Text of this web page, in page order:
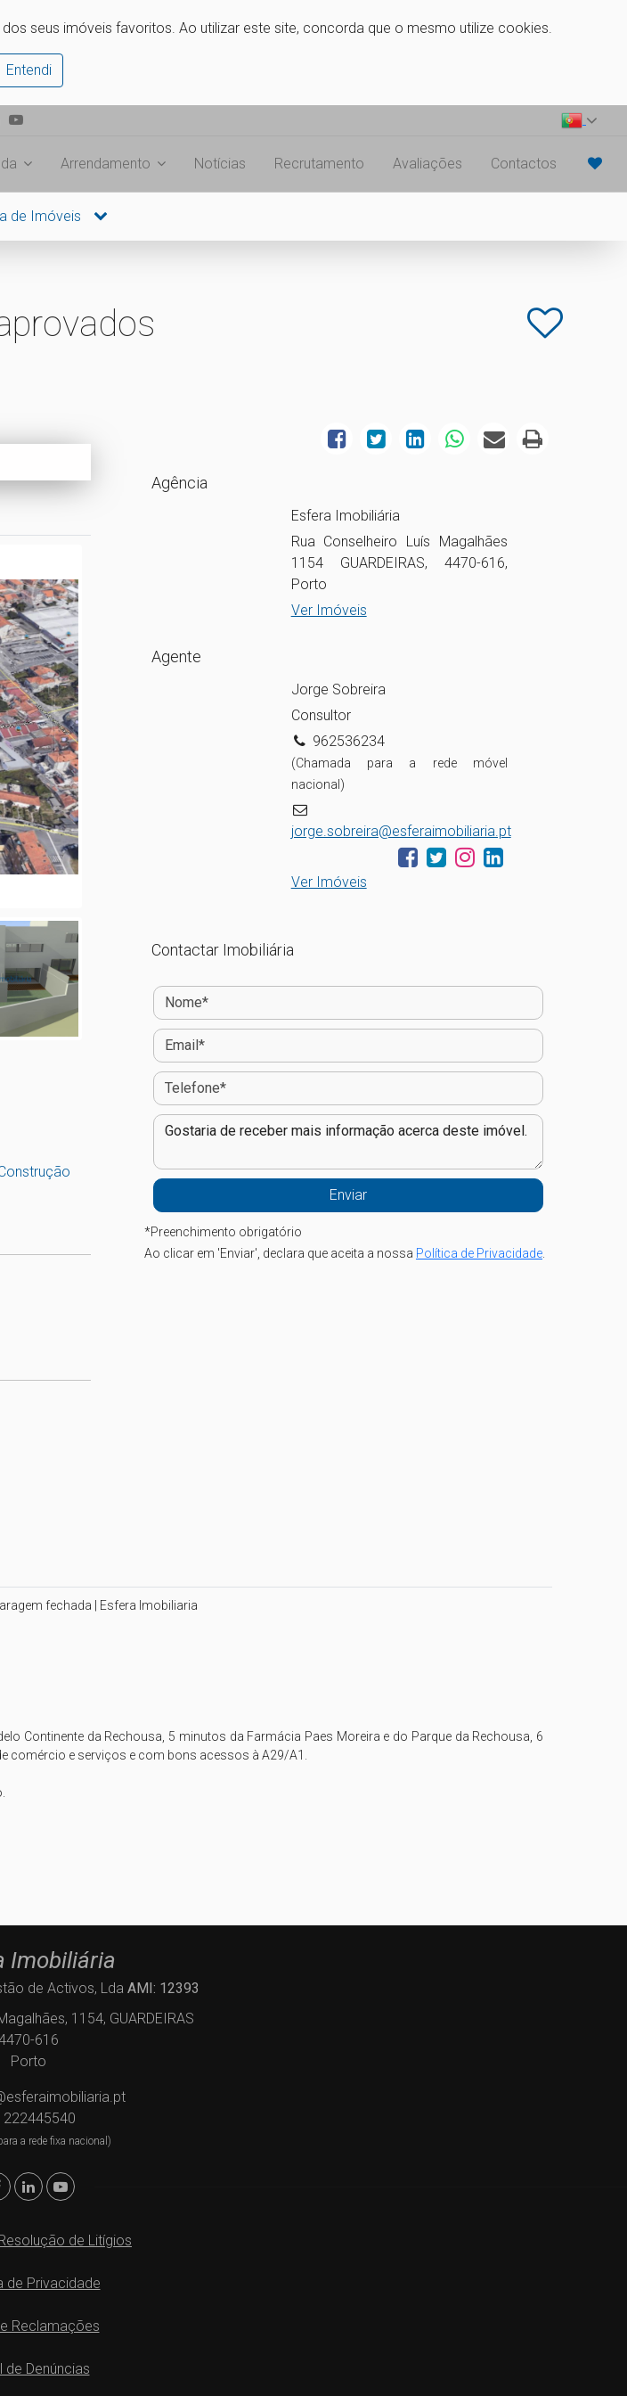
seus imóveis favoritos. Ao utilizar este site, concorda que o mesmo utilize cookies.
Entendi
Arrendamento Notícias Recrutamento Avaliações Contactos
de Imóveis
Agência
Esfera Imobiliária
Rua Conselheiro Luís Magalhães
1154 GUARDEIRAS, 4470-616,
Porto
Ver Imóveis
Agente
Jorge Sobreira
Consultor
962536234
(Chamada para a rede móvel
nacional)
jorge.sobreira@esferaimobiliaria.pt
Ver Imóveis
Contactar Imobiliária
*Preenchimento obrigatório
Ao clicar em 'Enviar', declara que aceita a nossa Política de Privacidade
fechada | Esfera Imobiliaria
Continente da Rechousa, 5 minutos da Farmácia Paes Moreira e do Parque da Rechousa, 6
comércio e serviços e com bons acessos à A29/A1.
Imobiliária
de Activos, Lda AMI: 12393
1154, GUARDEIRAS
616
Porto
222445540
a rede fixa nacional)
de Litígios
de Privacidade
Reclamações
de Denúncias